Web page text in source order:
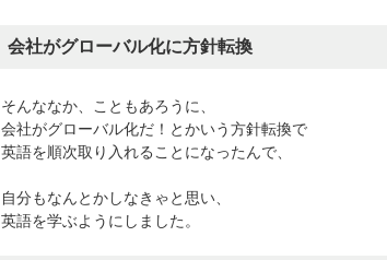
会社がグローバル化に方針転換
そんななか、こともあろうに、
会社がグローバル化だ！とかいう方針転換で
英語を順次取り入れることになったんで、
自分もなんとかしなきゃと思い、
英語を学ぶようにしました。